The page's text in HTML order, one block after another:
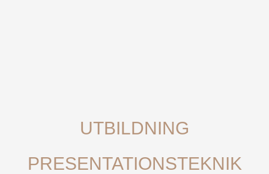
UTBILDNING
PRESENTATIONSTEKNIK